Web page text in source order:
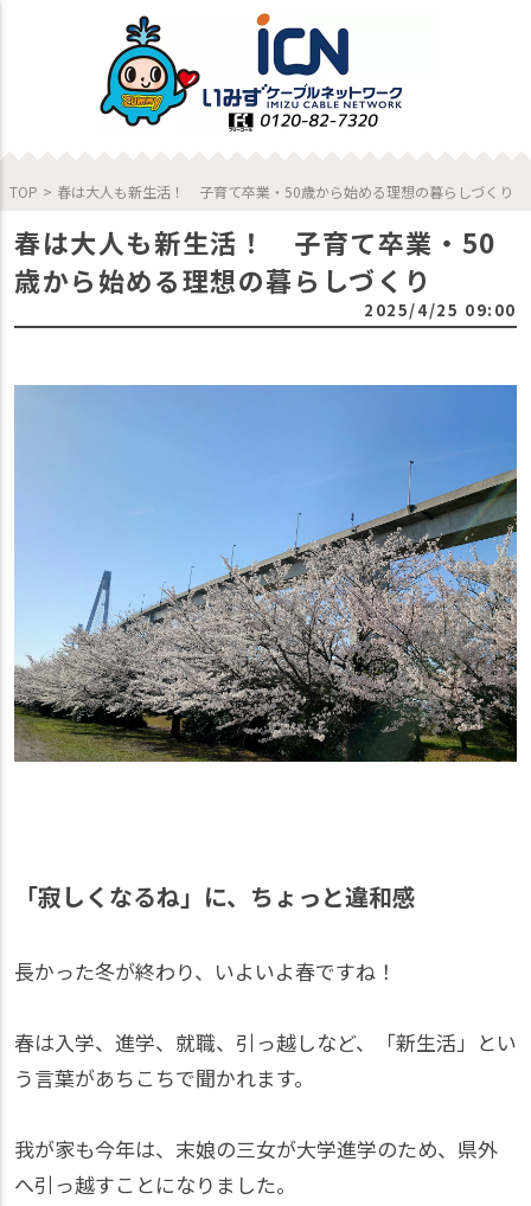
TOP > 春は大人も新生活！ 子育て卒業・50歳から始める理想の暮らしづくり
春は大人も新生活！ 子育て卒業・50
歳から始める理想の暮らしづくり
2025/4/25 09:00
「寂しくなるね」に、ちょっと違和感
長かった冬が終わり、いよいよ春ですね！
春は入学、進学、就職、引っ越しなど、「新生活」とい
う言葉があちこちで聞かれます。
我が家も今年は、末娘の三女が大学進学のため、県外
へ引っ越すことになりました。